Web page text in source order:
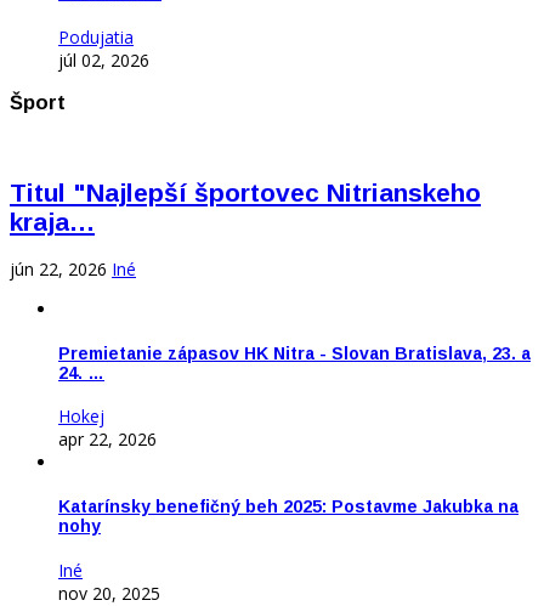
Podujatia
júl 02, 2026
Šport
Titul "Najlepší športovec Nitrianskeho
kraja…
jún 22, 2026 Iné
Premietanie zápasov HK Nitra - Slovan Bratislava, 23. a
24. …
Hokej
apr 22, 2026
Katarínsky benefičný beh 2025: Postavme Jakubka na
nohy
Iné
nov 20, 2025